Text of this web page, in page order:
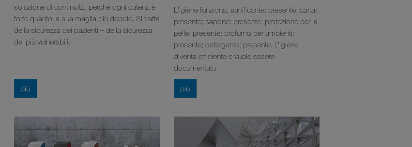
soluzione di continuità, perché ogni catena è
forte quanto la sua maglia più debole. Si tratta
della sicurezza dei pazienti – della sicurezza
dei più vulnerabili.
più
L'igiene funziona: sanificante: presente; carta:
presente; sapone: presente; protezione per la
pelle: presente; profumo per ambienti:
presente; detergente: presente. L’igiene
diventa efficiente e vuole essere
documentata.
più